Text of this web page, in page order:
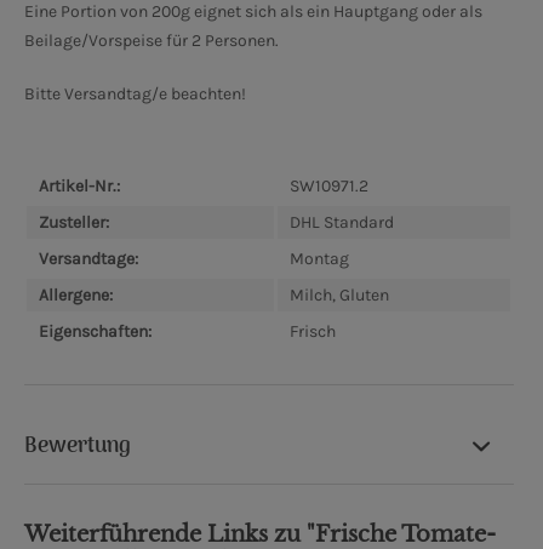
Eine Portion von 200g eignet sich als ein Hauptgang oder als
Beilage/Vorspeise für 2 Personen.
Bitte Versandtag/e beachten!
Artikel-Nr.:
SW10971.2
Zusteller:
DHL Standard
Versandtage:
Montag
Allergene:
Milch, Gluten
Eigenschaften:
Frisch
Bewertung
Weiterführende Links zu "Frische Tomate-